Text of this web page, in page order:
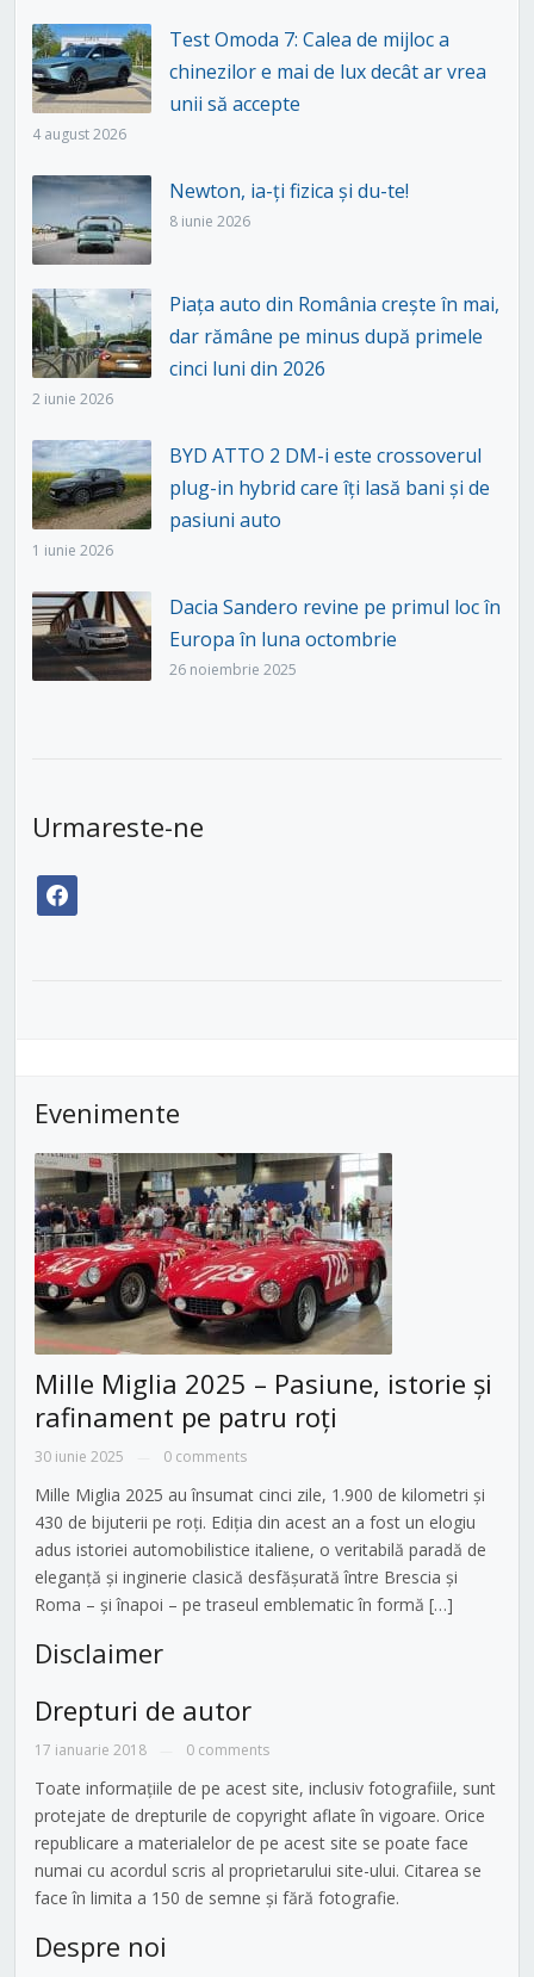
Test Omoda 7: Calea de mijloc a
chinezilor e mai de lux decât ar vrea
unii să accepte
4 august 2026
Newton, ia-ți fizica și du-te!
8 iunie 2026
Piața auto din România crește în mai,
dar rămâne pe minus după primele
cinci luni din 2026
2 iunie 2026
BYD ATTO 2 DM-i este crossoverul
plug-in hybrid care îți lasă bani și de
pasiuni auto
1 iunie 2026
Dacia Sandero revine pe primul loc în
Europa în luna octombrie
26 noiembrie 2025
Urmareste-ne
facebook
Evenimente
Mille Miglia 2025 – Pasiune, istorie și
rafinament pe patru roți
30 iunie 2025 0 comments
Mille Miglia 2025 au însumat cinci zile, 1.900 de kilometri și
430 de bijuterii pe roți. Ediția din acest an a fost un elogiu
adus istoriei automobilistice italiene, o veritabilă paradă de
eleganță și inginerie clasică desfășurată între Brescia și
Roma – și înapoi – pe traseul emblematic în formă […]
Disclaimer
Drepturi de autor
17 ianuarie 2018 0 comments
Toate informațiile de pe acest site, inclusiv fotografiile, sunt
protejate de drepturile de copyright aflate în vigoare. Orice
republicare a materialelor de pe acest site se poate face
numai cu acordul scris al proprietarului site-ului. Citarea se
face în limita a 150 de semne și fără fotografie.
Despre noi